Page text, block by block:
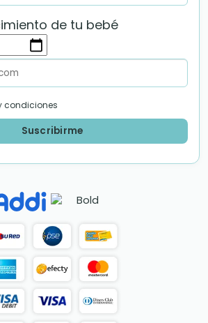
de tu bebé
condiciones